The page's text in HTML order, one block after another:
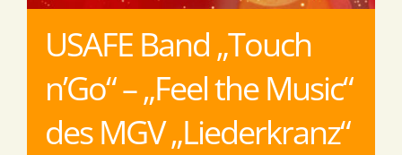
USAFE Band „Touch
n’Go“ – „Feel the Music“
des MGV „Liederkranz“